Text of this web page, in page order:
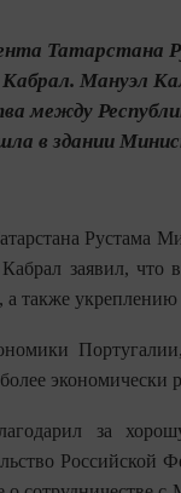
Татарстана
Мануэл
между
в здании
Рустама
заявил, что
также
за
Российской